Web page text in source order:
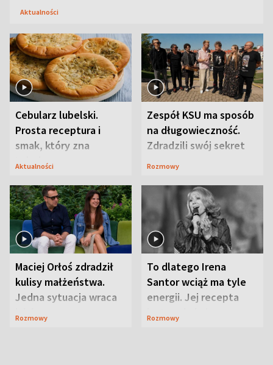
Aktualności
Cebularz lubelski.
Prosta receptura i
smak, który zna
Lubelszczyzna
Aktualności
Zespół KSU ma sposób
na długowieczność.
Zdradzili swój sekret
Rozmowy
Maciej Orłoś zdradził
kulisy małżeństwa.
Jedna sytuacja wraca
jak bumerang
Rozmowy
To dlatego Irena
Santor wciąż ma tyle
energii. Jej recepta
jest zaskakująco
Rozmowy